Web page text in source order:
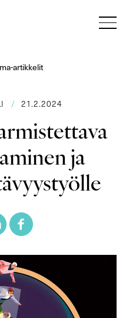
artikkelit
/ 21.2.2024
ja